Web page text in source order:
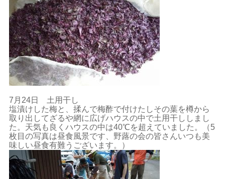
7月24日 土用干し
塩漬けした梅と、揉んで梅酢で付けたしその葉を樽から
取り出してざるや網に広げハウスの中で土用干ししまし
た。天気も良くハウスの中は40℃を超えていました。（5
枚目の写真は昼食風景です、野蕗の会の皆さんいつも美
味しい昼食有難うございます。）